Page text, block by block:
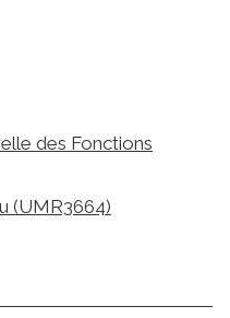
des Fonctions
(UMR3664)